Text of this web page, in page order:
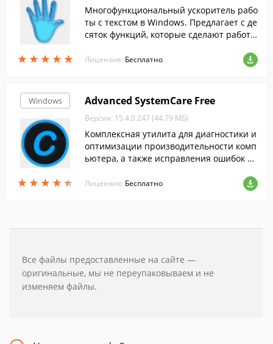
★ ★ ★ ★ ★
★ ★ ★ ★ ★
Многофункциональный ускоритель рабо
ты с текстом в Windows. Предлагает с де
сяток функций, которые сделают работу
Лицензия: Бесплатно
Windows
★ ★ ★ ★ ★
★ ★ ★ ★ ★
Advanced SystemCare Free
Версия: 15.4.0.247 (44.79 МБ)
Комплексная утилита для диагностики и
оптимизации производительности комп
ьютера, а также исправления ошибок си
Лицензия: Бесплатно
Все файлы предоставленные на сайте —
оригинальные, мы не переупаковываем и не
изменяем файлы.